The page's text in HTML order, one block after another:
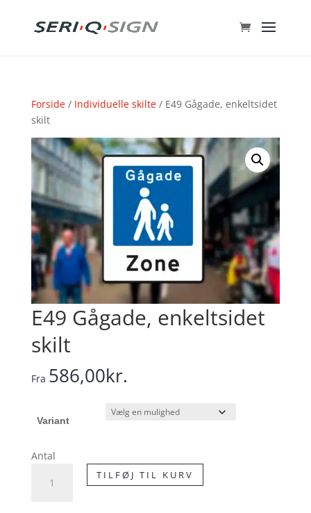
Forside/ Individuelle skilte/ E49 Gågade, enkeltsidet
skilt
E49 Gågade, enkeltsidet
skilt
Fra 586,00kr.
Variant
Antal
Gågade,
TILFØJ TIL KURV